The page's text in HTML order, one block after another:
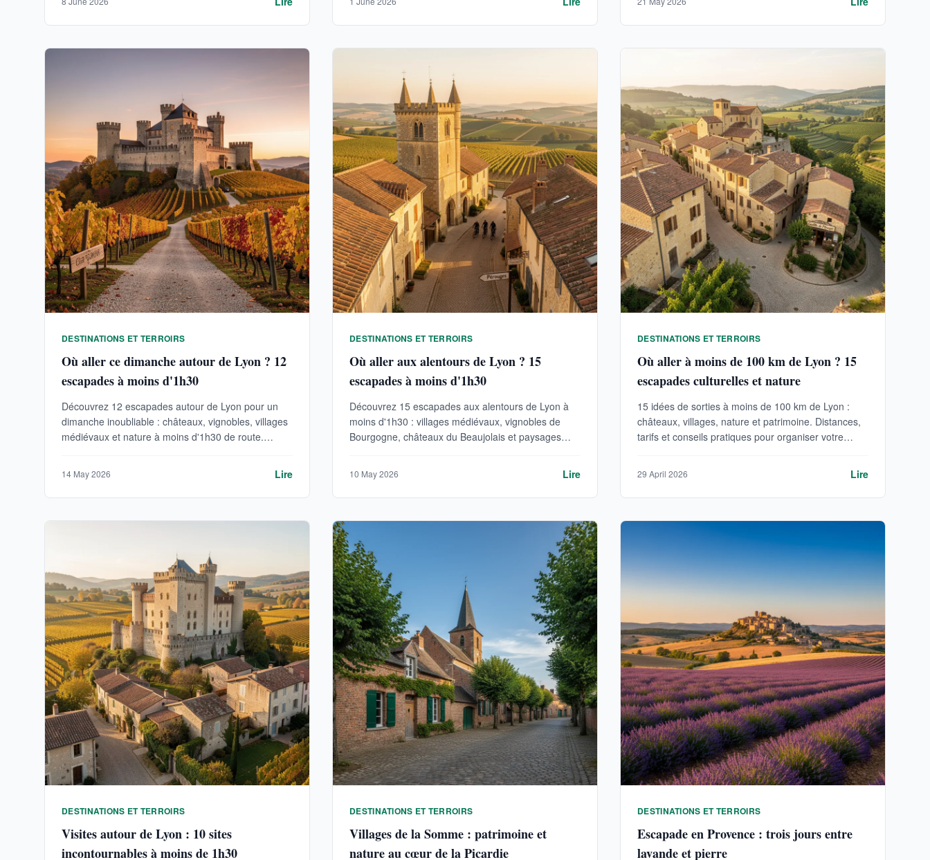
DESTINATIONS ET TERROIRS
Où aller ce dimanche autour de Lyon ? 12
escapades à moins d'1h30
Découvrez 12 escapades autour de Lyon pour un
dimanche inoubliable : châteaux, vignobles, villages
médiévaux et nature à moins d'1h30 de route.
14 May 2026 Lire
DESTINATIONS ET TERROIRS
Où aller aux alentours de Lyon ? 15
escapades à moins d'1h30
Découvrez 15 escapades aux alentours de Lyon à
moins d'1h30 : villages médiévaux, vignobles de
Bourgogne, châteaux du Beaujolais et paysages
10 May 2026 Lire
DESTINATIONS ET TERROIRS
Où aller à moins de 100 km de Lyon ? 15
escapades culturelles et nature
15 idées de sorties à moins de 100 km de Lyon :
châteaux, villages, nature et patrimoine. Distances,
tarifs et conseils pratiques pour organiser votre
29 April 2026 Lire
DESTINATIONS ET TERROIRS
Visites autour de Lyon : 10 sites
incontournables à moins de 1h30
DESTINATIONS ET TERROIRS
Villages de la Somme : patrimoine et
nature au cœur de la Picardie
DESTINATIONS ET TERROIRS
Escapade en Provence : trois jours entre
lavande et pierre